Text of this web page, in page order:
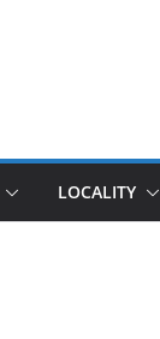
LOCALITY